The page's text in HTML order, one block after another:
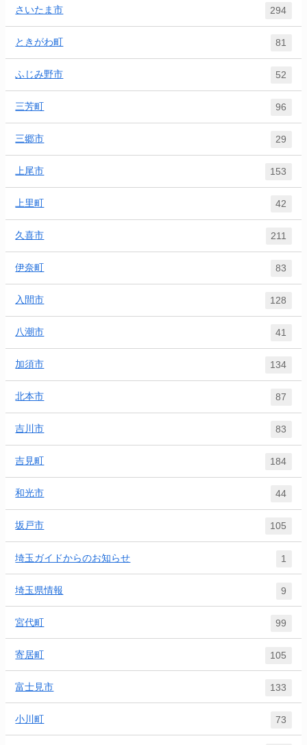
さいたま市 294
ときがわ町 81
ふじみ野市 52
三芳町 96
三郷市 29
上尾市 153
上里町 42
久喜市 211
伊奈町 83
入間市 128
八潮市 41
加須市 134
北本市 87
吉川市 83
吉見町 184
和光市 44
坂戸市 105
埼玉ガイドからのお知らせ 1
埼玉県情報 9
宮代町 99
寄居町 105
富士見市 133
小川町 73